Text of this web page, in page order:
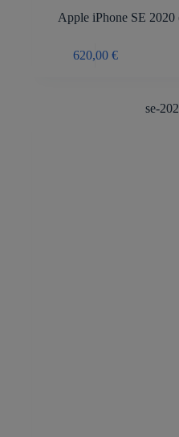
Apple iPhone SE
620,00 €